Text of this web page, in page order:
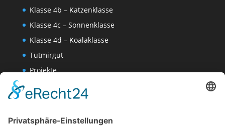
Klasse 4b – Katzenklasse
Klasse 4c – Sonnenklasse
Klasse 4d – Koalaklasse
Tutmirgut
Projekte
Wissenschaften-AG
Datenschutzerklärung